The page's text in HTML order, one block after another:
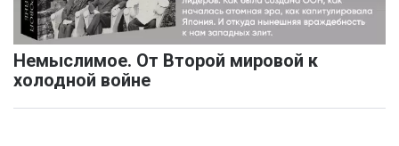
Немыслимое. От Второй мировой к
холодной войне